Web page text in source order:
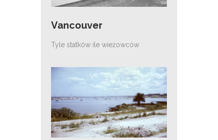
Vancouver
Tyle statków ile wieżowców